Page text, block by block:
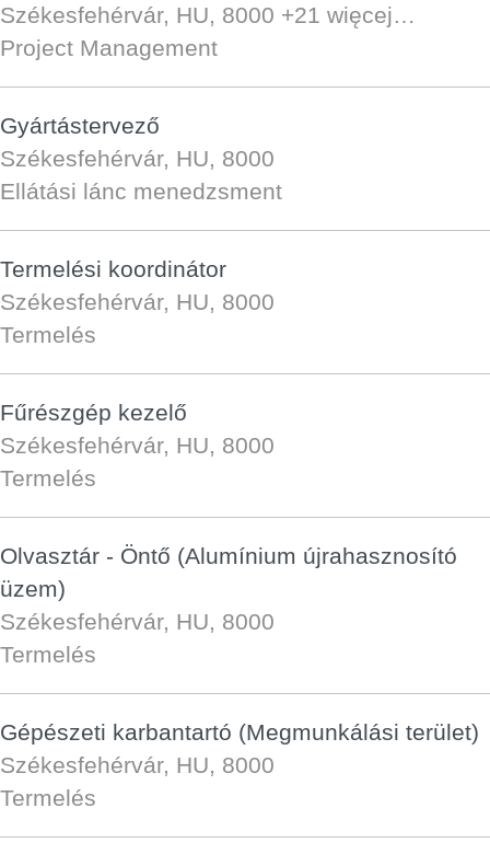
Székesfehérvár, HU, 8000 +21 więcej…
Project Management
Gyártástervező
Székesfehérvár, HU, 8000
Ellátási lánc menedzsment
Termelési koordinátor
Székesfehérvár, HU, 8000
Termelés
Fűrészgép kezelő
Székesfehérvár, HU, 8000
Termelés
Olvasztár - Öntő (Alumínium újrahasznosító
üzem)
Székesfehérvár, HU, 8000
Termelés
Gépészeti karbantartó (Megmunkálási terület)
Székesfehérvár, HU, 8000
Termelés